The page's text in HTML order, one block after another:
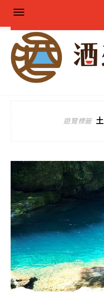
遊覽標籤